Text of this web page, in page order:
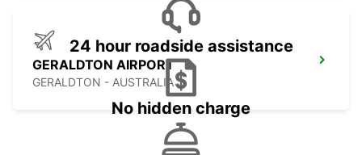
GERALDTON AIRPORT
GERALDTON - AUSTRALIA
24 hour roadside assistance
No hidden charge